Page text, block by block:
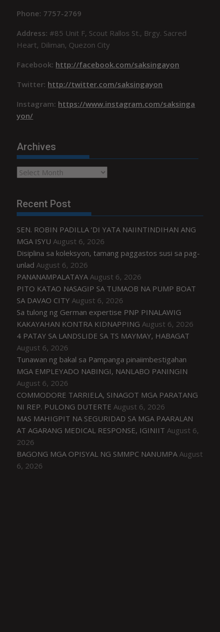
Phone: 7757-2769
Address:#85 Unit F, Scout Rallos St., Brgy. Sacred
Heart, Diliman, Quezon City
Facebook: http://facebook.com/saksingayon
Twitter: http://twitter.com/saksingayon
Instagram: https://www.instagram.com/saksinga
yon/
Archives
Archives
Recent Post
SEN. ROBIN PADILLA ‘DI YATA NAIINTINDIHAN ANG
MGA ISYU August 6, 2026
Disiplina sa koleksyon, tamang paggastos susi sa pag-
unlad August 6, 2026
PANANAMPALATAYA August 6, 2026
PITO KATAO NASAGIP SA TUMAOB NA PUMP BOAT
SA DAVAO CITY August 6, 2026
Sa tulong ng German expertise PNP PINALAWIG
KAKAYAHAN KONTRA KIDNAPPING August 6, 2026
4 PATAY SA LANDSLIDE SA TS MAYMAY, HABAGAT
August 6, 2026
Tunawan ng bakal sa Pampanga pinaiimbestigahan
MGA EMPLEYADO NABINGI, NANLABO PANINGIN
August 6, 2026
COMMODORE TARRIELA, SINAGOT MGA PARATANG
NI REP. PULONG DUTERTE August 6, 2026
MAS MAHIGPIT NA SEGURIDAD SA MGA PAARALAN
AT AGARANG MEDICAL RESPONSE, IGINIIT August 6,
2026
BAGONG MGA OPISYAL NG SMMPC NANUMPA August
6, 2026